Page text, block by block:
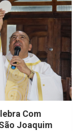
Com
Joaquim